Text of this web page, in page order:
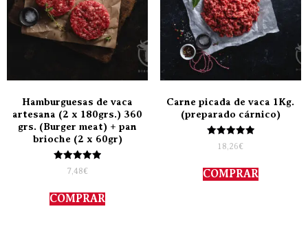
Hamburguesas de vaca
artesana (2 x 180grs.) 360
grs. (Burger meat) + pan
brioche (2 x 60gr)
Valorado
con
de 5
7,48€
COMPRAR
Carne picada de vaca 1Kg.
(preparado cárnico)
Valorado
con
de 5
18,26€
COMPRAR